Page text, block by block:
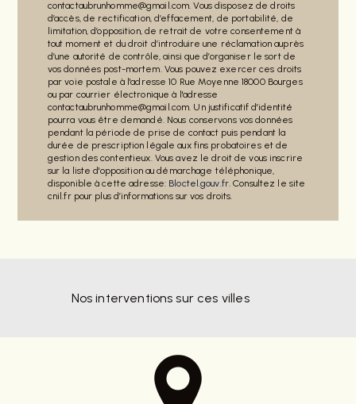
contactaubrunhomme@gmail.com. Vous disposez de droits
d’accès, de rectification, d’effacement, de portabilité, de
limitation, d’opposition, de retrait de votre consentement à
tout moment et du droit d’introduire une réclamation auprès
d’une autorité de contrôle, ainsi que d’organiser le sort de
vos données post-mortem. Vous pouvez exercer ces droits
par voie postale à l'adresse 10 Rue Moyenne 18000 Bourges
ou par courrier électronique à l'adresse
contactaubrunhomme@gmail.com. Un justificatif d'identité
pourra vous être demandé. Nous conservons vos données
pendant la période de prise de contact puis pendant la
durée de prescription légale aux fins probatoires et de
gestion des contentieux. Vous avez le droit de vous inscrire
sur la liste d'opposition au démarchage téléphonique,
disponible à cette adresse: Bloctel.gouv.fr. Consultez le site
cnil.fr pour plus d’informations sur vos droits.
Nos interventions sur ces villes